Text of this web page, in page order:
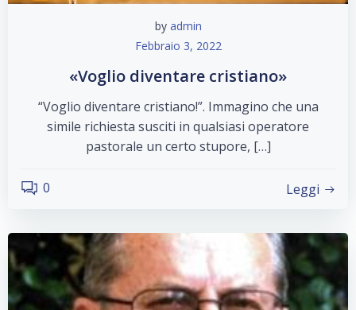
by admin
Febbraio 3, 2022
«Voglio diventare cristiano»
“Voglio diventare cristiano!”. Immagino che una
simile richiesta susciti in qualsiasi operatore
pastorale un certo stupore, […]
0 Leggi